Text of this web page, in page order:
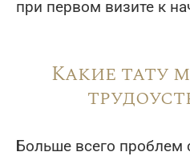
при первом визите к
Какие тату
Больше всего проблем